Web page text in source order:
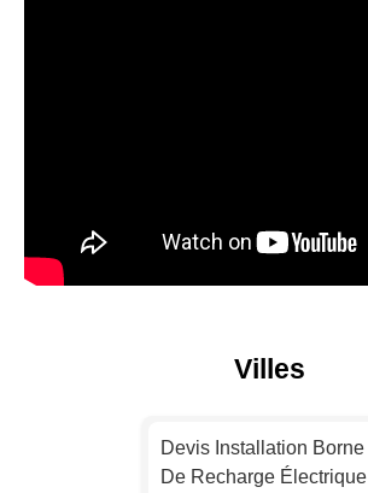
Villes
Devis Installation Borne
De Recharge Électrique